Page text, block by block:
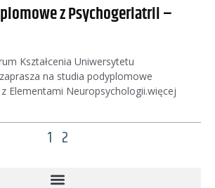
z Psychogeriatrii –
Kształcenia Uniwersytetu
na studia podyplomowe
Elementami Neuropsychologii.więcej
1 2